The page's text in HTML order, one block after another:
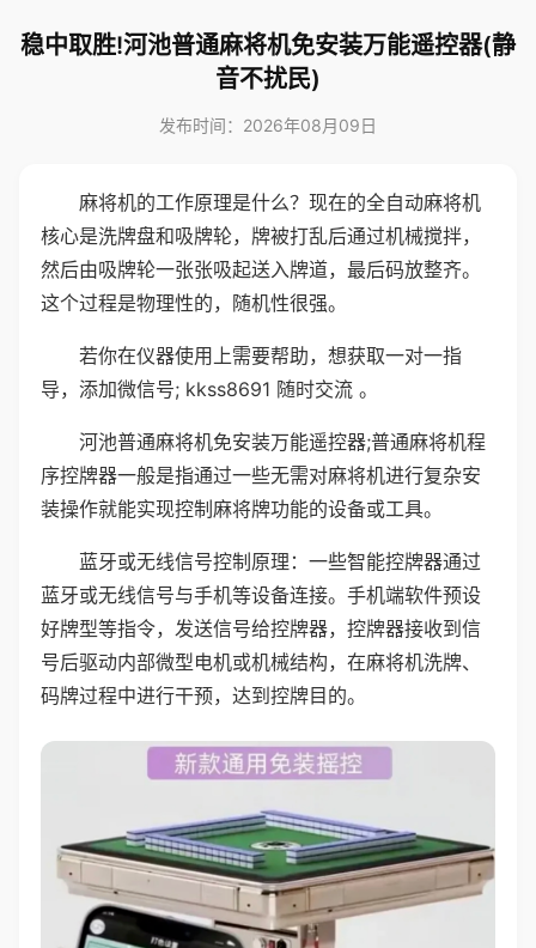
稳中取胜!河池普通麻将机免安装万能遥控器(静
音不扰民)
发布时间：2026年08月09日
麻将机的工作原理是什么？现在的全自动麻将机
核心是洗牌盘和吸牌轮，牌被打乱后通过机械搅拌，
然后由吸牌轮一张张吸起送入牌道，最后码放整齐。
这个过程是物理性的，随机性很强。
若你在仪器使用上需要帮助，想获取一对一指
导，添加微信号; kkss8691 随时交流 。
河池普通麻将机免安装万能遥控器;普通麻将机程
序控牌器一般是指通过一些无需对麻将机进行复杂安
装操作就能实现控制麻将牌功能的设备或工具。
蓝牙或无线信号控制原理：一些智能控牌器通过
蓝牙或无线信号与手机等设备连接。手机端软件预设
好牌型等指令，发送信号给控牌器，控牌器接收到信
号后驱动内部微型电机或机械结构，在麻将机洗牌、
码牌过程中进行干预，达到控牌目的。